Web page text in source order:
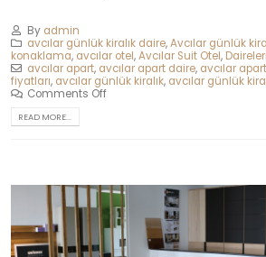
By admin
avcılar günlük kiralık daire,Avcılar günlük
konaklama, avcılar otel,Avcılar Suit Otel,
avcılar apart, avcılar apart daire, avcılar
fiyatları, avcılar günlük kiralık, avcılar günlük
Comments Off
READ MORE...